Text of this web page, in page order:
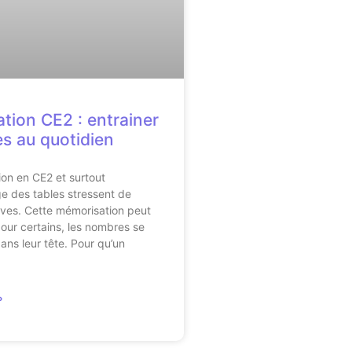
CE2 : entrainer
au quotidien
en CE2 et surtout
des tables stressent de
Cette mémorisation peut
certains, les nombres se
leur tête. Pour qu’un